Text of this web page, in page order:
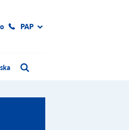
PAP